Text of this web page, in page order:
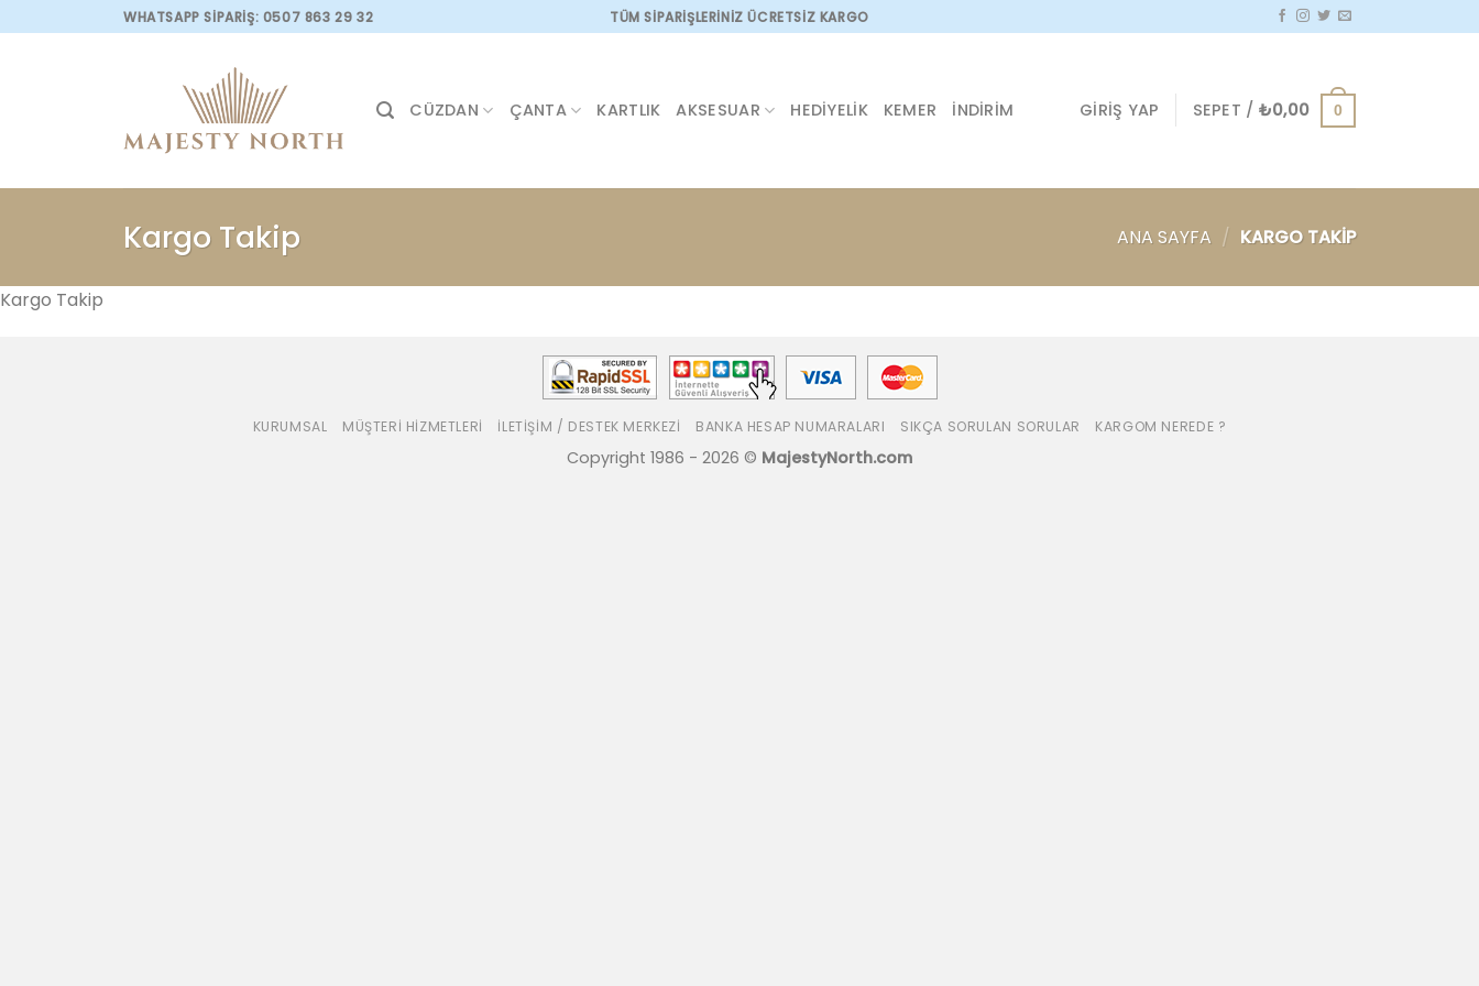
to
WHATSAPP SİPARİŞ: 0507 863 29 32 TÜM SİPARİŞLERİNİZ ÜCRETSİZ KARGO
CÜZDAN ÇANTA KARTLIK AKSESUAR HEDIYELIK KEMER İNDIRIM GIRIŞ YAP SEPET / ₺0,00 0
Kargo Takip ANA SAYFA / KARGO TAKIP
Kargo Takip
KURUMSAL MÜŞTERI HIZMETLERI İLETIŞIM / DESTEK MERKEZI BANKA HESAP NUMARALARI SIKÇA SORULAN SORULAR KARGOM NEREDE ?
Copyright 1986 - 2026 © MajestyNorth.com